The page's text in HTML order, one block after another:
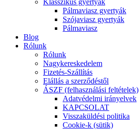
Klasszikus gyertyák
Pálmaviasz gyertyák
Szójaviasz gyertyák
Pálmaviasz
Blog
Rólunk
Rólunk
Nagykereskedelem
Fizetés-Szállítás
Elállás a szerződéstől
ÁSZF (felhasználási feltételek)
Adatvédelmi irányelvek
KAPCSOLAT
Visszaküldési politika
Cookie-k (sütik)